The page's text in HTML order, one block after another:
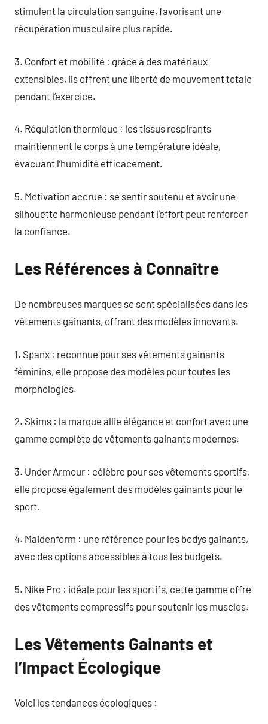
stimulent la circulation sanguine, favorisant une
récupération musculaire plus rapide.
3. Confort et mobilité : grâce à des matériaux
extensibles, ils offrent une liberté de mouvement totale
pendant l’exercice.
4. Régulation thermique : les tissus respirants
maintiennent le corps à une température idéale,
évacuant l’humidité efficacement.
5. Motivation accrue : se sentir soutenu et avoir une
silhouette harmonieuse pendant l’effort peut renforcer
la confiance.
Les Références à Connaître
De nombreuses marques se sont spécialisées dans les
vêtements gainants, offrant des modèles innovants.
1. Spanx : reconnue pour ses vêtements gainants
féminins, elle propose des modèles pour toutes les
morphologies.
2. Skims : la marque allie élégance et confort avec une
gamme complète de vêtements gainants modernes.
3. Under Armour : célèbre pour ses vêtements sportifs,
elle propose également des modèles gainants pour le
sport.
4. Maidenform : une référence pour les bodys gainants,
avec des options accessibles à tous les budgets.
5. Nike Pro : idéale pour les sportifs, cette gamme offre
des vêtements compressifs pour soutenir les muscles.
Les Vêtements Gainants et
l’Impact Écologique
Voici les tendances écologiques :